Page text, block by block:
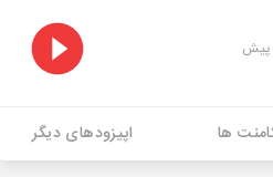
ها اپیزودهای دیگر